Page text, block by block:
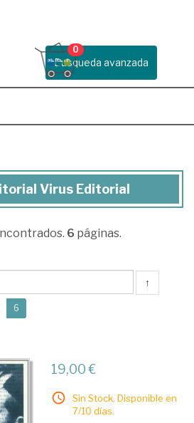
Busqueda avanzada
0
Virus Editorial
6 páginas.
↑
6
19,00 €
Sin Stock. Disponible en
7/10 días.